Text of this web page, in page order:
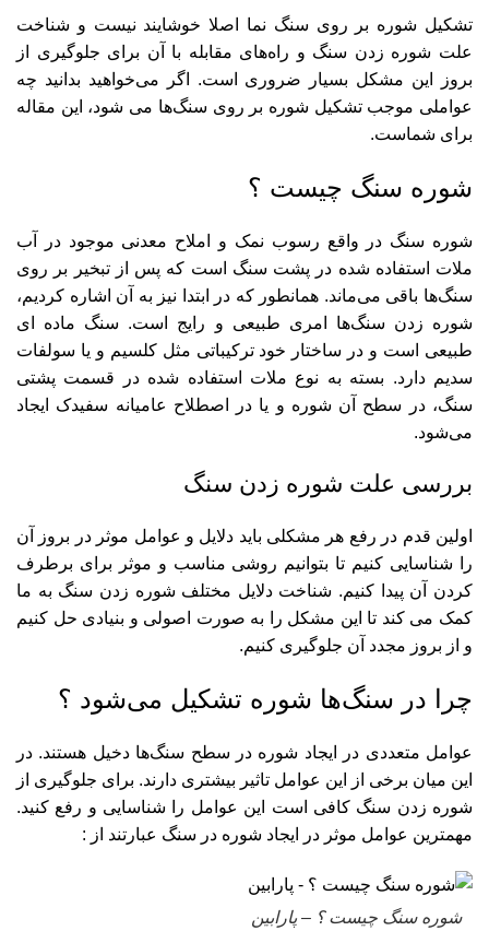
تشکیل شوره بر روی سنگ نما اصلا خوشایند نیست و شناخت
علت شوره زدن سنگ و راه‌های مقابله با آن برای جلوگیری از
بروز این مشکل بسیار ضروری است. اگر می‌خواهید بدانید چه
عواملی موجب تشکیل شوره بر روی سنگ‌ها می شود، این مقاله
برای شماست.
شوره سنگ چیست ؟
شوره سنگ در واقع رسوب نمک و املاح معدنی موجود در آب
ملات استفاده شده در پشت سنگ است که پس از تبخیر بر روی
سنگ‌ها باقی می‌ماند. همانطور که در ابتدا نیز به آن اشاره کردیم،
شوره زدن سنگ‌ها امری طبیعی و رایج است. سنگ ماده ای
طبیعی است و در ساختار خود ترکیباتی مثل کلسیم و یا سولفات
سدیم دارد. بسته به نوع ملات استفاده شده در قسمت پشتی
سنگ، در سطح آن شوره و یا در اصطلاح عامیانه سفیدک ایجاد
می‌شود.
بررسی علت شوره زدن سنگ
اولین قدم در رفع هر مشکلی باید دلایل و عوامل موثر در بروز آن
را شناسایی کنیم تا بتوانیم روشی مناسب و موثر برای برطرف
کردن آن پیدا کنیم. شناخت دلایل مختلف شوره زدن سنگ به ما
کمک می کند تا این مشکل را به صورت اصولی و بنیادی حل کنیم
و از بروز مجدد آن جلوگیری کنیم.
چرا در سنگ‌ها شوره تشکیل می‌شود ؟
عوامل متعددی در ایجاد شوره در سطح سنگ‌ها دخیل هستند. در
این میان برخی از این عوامل تاثیر بیشتری دارند. برای جلوگیری از
شوره زدن سنگ کافی است این عوامل را شناسایی و رفع کنید.
مهمترین عوامل موثر در ایجاد شوره در سنگ عبارتند از :
شوره سنگ چیست ؟ – پارابین